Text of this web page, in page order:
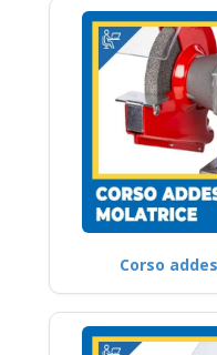
Corso